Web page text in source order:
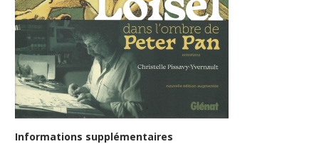
Informations supplémentaires